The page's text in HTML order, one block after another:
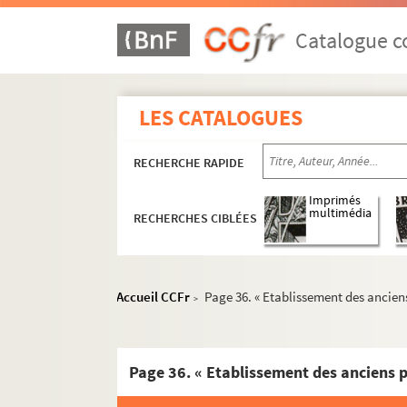
Catalogue
LES CATALOGUES
RECHERCHE RAPIDE
RECHERCHES CIBLÉES
Imprimés
multimédia
Accueil CCFr > Page 36. « Etablissement des